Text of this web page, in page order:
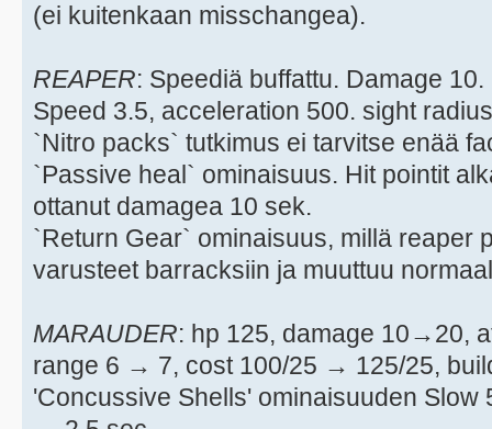
(ei kuitenkaan misschangea).
REAPER: Speediä buffattu. Damage 10.
Speed 3.5, acceleration 500. sight
`Nitro packs` tutkimus ei tarvitse enää
`Passive heal` ominaisuus. Hit pointit
ottanut damagea 10 sek.
`Return Gear` ominaisuus, millä reaper
varusteet barracksiin ja muuttuu
MARAUDER: hp 125, damage 10→20,
range 6 → 7, cost 100/25 → 125/25,
'Concussive Shells' ominaisuuden